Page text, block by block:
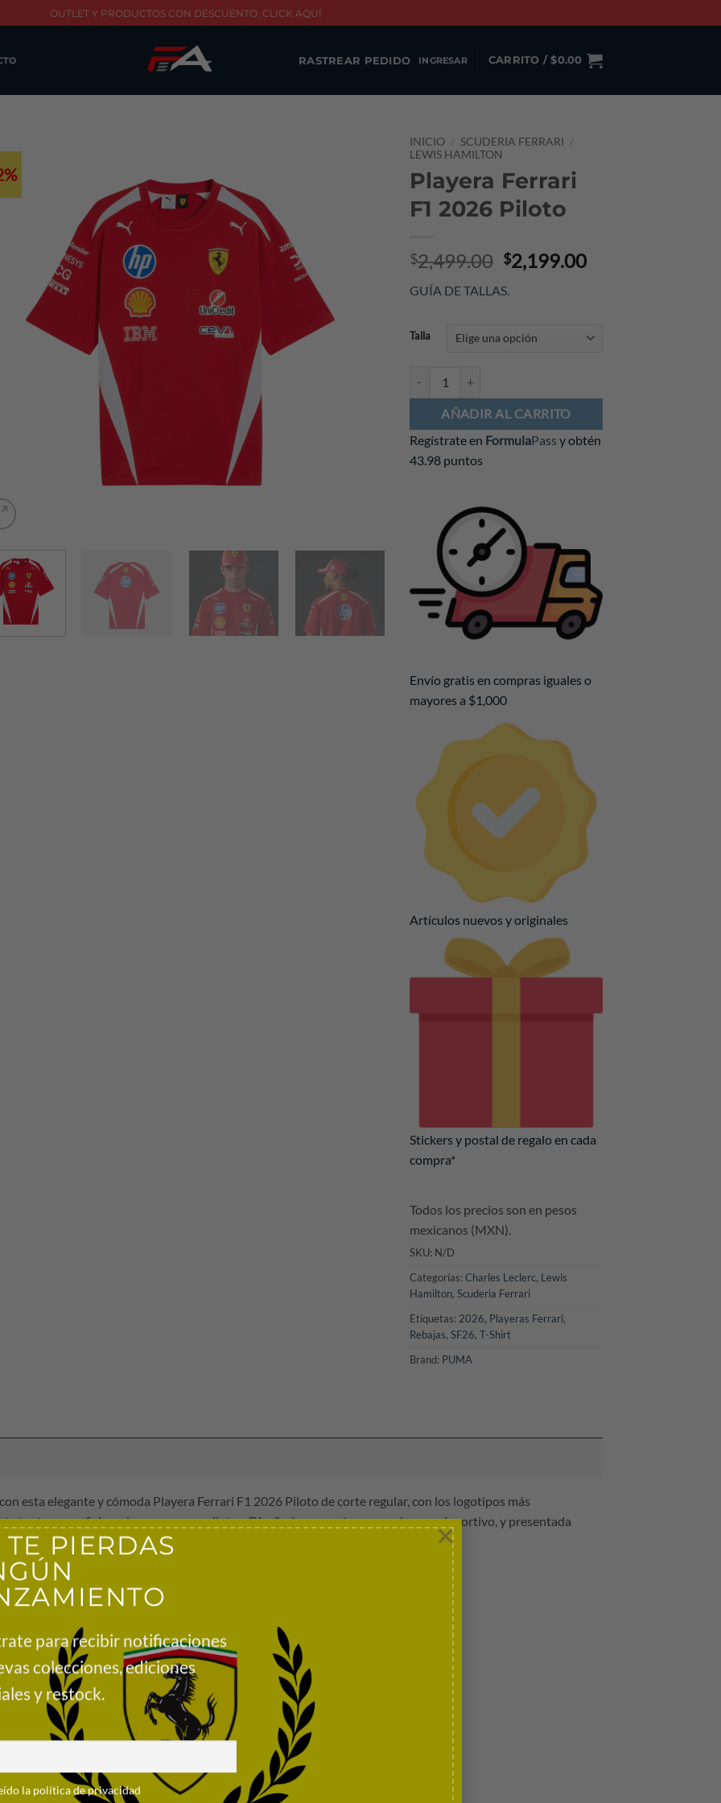
TE PIERDAS
para recibir notificaciones
colecciones, ediciones
y restock.
la política de privacidad
×
OUTLET Y PRODUCTOS CON DESCUENTO. CLICK AQUÍ
RASTREAR PEDIDO INGRESAR CARRITO /$0.00
INICIO / SCUDERIA FERRARI /
LEWIS HAMILTON
Playera Ferrari
F1 2026 Piloto
$2,499.00 Original
was:
$2,199.00Current
GUÍA DE TALLAS
Talla
AÑADIR AL CARRITO
Regístrate en FormulaPass y obtén
43.98 puntos
Envío gratis en compras iguales o
mayores a $1,000
Artículos nuevos y originales
Stickers y postal de regalo en cada
compra*
Todos los precios son en pesos
mexicanos (MXN).
SKU: N/D
Categorías: Charles Leclerc, Lewis
Hamilton, Scuderia Ferrari
Etiquetas: 2026, Playeras Ferrari,
Rebajas, SF26, T-Shirt
Brand: PUMA
esta elegante y cómoda Playera Ferrari F1 2026 Piloto de corte regular, con los logotipos más
tanto para aficionados como para pilotos. Diseñada con un toque moderno y deportivo, y presentada
clásicos con un look contemporáneo para el día a día.
oficial
y rojo con un toque deportivo moderno. Tal como la usan el equipo y sus pilotos
sus socios